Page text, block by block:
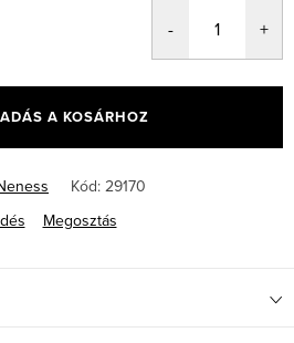
A KOSÁRHOZ
Kód: 29170
Megosztás